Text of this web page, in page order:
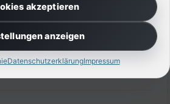
akzeptieren
anzeigen
DatenschutzerklärungImpressum